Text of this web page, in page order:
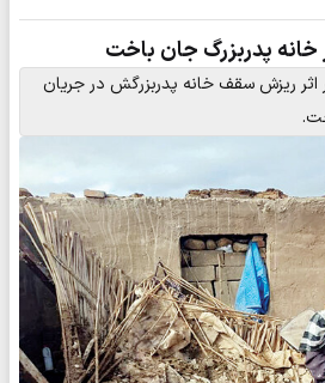
بر اثر ریزش سقف خانه پدربزرگش در جریان